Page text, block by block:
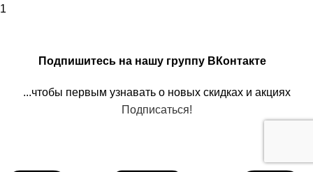
1
Подпишитесь на нашу группу ВКонтакте
...чтобы первым узнавать о новых скидках и акциях
Подписаться!